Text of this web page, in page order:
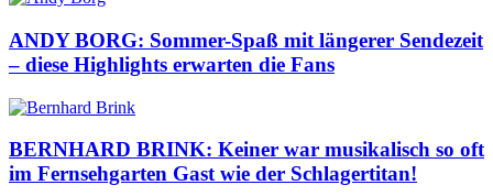
ANDY BORG: Sommer-Spaß mit längerer Sendezeit
– diese Highlights erwarten die Fans
BERNHARD BRINK: Keiner war musikalisch so oft
im Fernsehgarten Gast wie der Schlagertitan!